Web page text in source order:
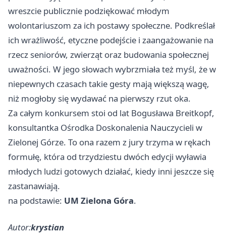
wreszcie publicznie podziękować młodym
wolontariuszom za ich postawy społeczne. Podkreślał
ich wrażliwość, etyczne podejście i zaangażowanie na
rzecz seniorów, zwierząt oraz budowania społecznej
uważności. W jego słowach wybrzmiała też myśl, że w
niepewnych czasach takie gesty mają większą wagę,
niż mogłoby się wydawać na pierwszy rzut oka.
Za całym konkursem stoi od lat Bogusława Breitkopf,
konsultantka Ośrodka Doskonalenia Nauczycieli w
Zielonej Górze. To ona razem z jury trzyma w rękach
formułę, która od trzydziestu dwóch edycji wyławia
młodych ludzi gotowych działać, kiedy inni jeszcze się
zastanawiają.
na podstawie: UM Zielona Góra.
Autor:krystian